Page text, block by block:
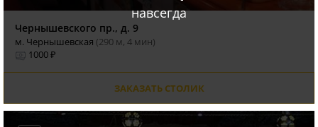
навсегда
Чернышевского пр., д. 9
м. Чернышевская (290 м, 4 мин)
1000 ₽
ЗАКАЗАТЬ СТОЛИК